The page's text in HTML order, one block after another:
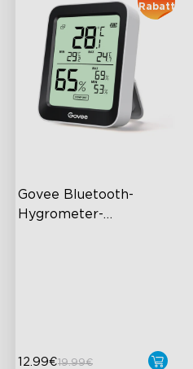
Govee Bluetooth-
Hygrometer-
Rabatt
12.99€19.99€